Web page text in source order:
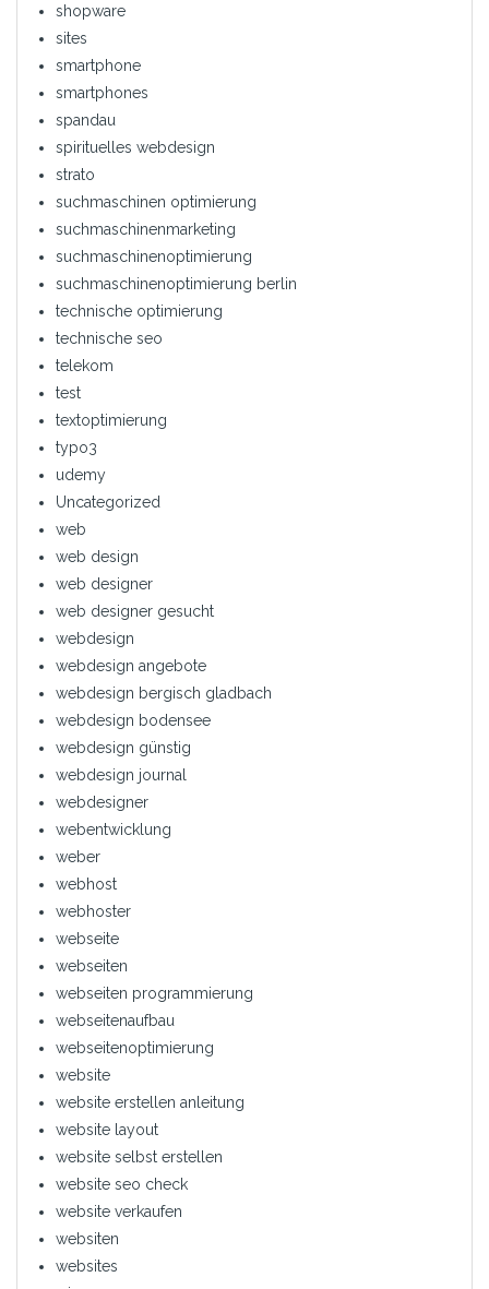
shopware
sites
smartphone
smartphones
spandau
spirituelles webdesign
strato
suchmaschinen optimierung
suchmaschinenmarketing
suchmaschinenoptimierung
suchmaschinenoptimierung berlin
technische optimierung
technische seo
telekom
test
textoptimierung
typo3
udemy
Uncategorized
web
web design
web designer
web designer gesucht
webdesign
webdesign angebote
webdesign bergisch gladbach
webdesign bodensee
webdesign günstig
webdesign journal
webdesigner
webentwicklung
weber
webhost
webhoster
webseite
webseiten
webseiten programmierung
webseitenaufbau
webseitenoptimierung
website
website erstellen anleitung
website layout
website selbst erstellen
website seo check
website verkaufen
websiten
websites